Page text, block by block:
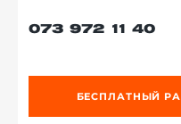
073 972 11 40
БЕСПЛАТНЫЙ